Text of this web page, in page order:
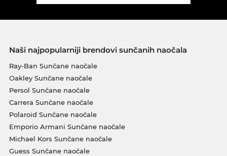
Naši najpopularniji brendovi sunčanih naočala
Ray-Ban Sunčane naočale
Oakley Sunčane naočale
Persol Sunčane naočale
Carrera Sunčane naočale
Polaroid Sunčane naočale
Emporio Armani Sunčane naočale
Michael Kors Sunčane naočale
Guess Sunčane naočale